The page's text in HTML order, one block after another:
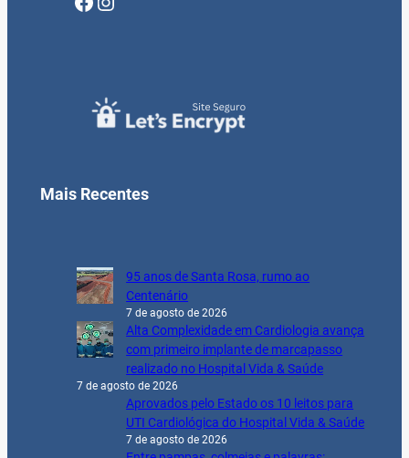
Mais Recentes
Centenário
7 de agosto de 2026
Alta Complexidade em Cardiologia avança
com primeiro implante de marcapasso
realizado no Hospital Vida & Saúde
7 de agosto de 2026
Aprovados pelo Estado os 10 leitos para
UTI Cardiológica do Hospital Vida & Saúde
7 de agosto de 2026
Entre pampas, colmeias e palavras: